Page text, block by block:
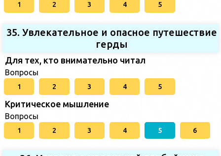
1 2 3 4 5
35. Увлекательное и опасное путешествие
герды
Для тех, кто внимательно читал
Вопросы
1 2 3 4 5
Критическое мышление
Вопросы
1 2 3 4 5 6